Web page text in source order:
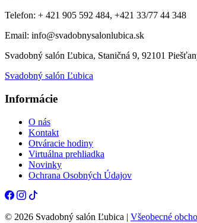
Telefon: + 421 905 592 484, +421 33/77 44 348
Email: info@svadobnysalonlubica.sk
Svadobný salón Ľubica, Staničná 9, 92101
Svadobný salón Ľubica
Informácie
O nás
Kontakt
Otváracie hodiny
Virtuálna prehliadka
Novinky
Ochrana Osobných Údajov
© 2026 Svadobný salón Ľubica | Všeobecné